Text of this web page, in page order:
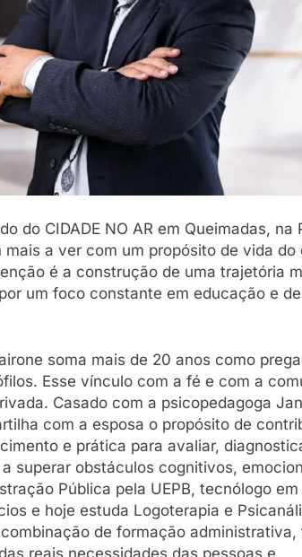
do CIDADE NO AR em Queimadas, na
a ver com um propósito de vida do
é a construção de uma trajetória
um foco constante em educação e
soma mais de 20 anos como
Esse vínculo com a fé e com a
Casado com a psicopedagoga
com a esposa o propósito de
e prática para avaliar,
superar obstáculos cognitivos,
Pública pela UEPB, tecnólogo
e hoje estuda Logoterapia e
de formação
reais necessidades das pessoas e